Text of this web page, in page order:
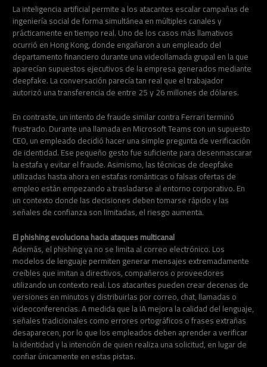
La inteligencia artificial permite a los atacantes escalar campañas de
ingeniería social de forma simultánea en múltiples canales y
prácticamente en tiempo real. Uno de los casos más llamativos
ocurrió en Hong Kong, donde engañaron a un empleado del
departamento financiero durante una videollamada grupal en la que
aparecían supuestos ejecutivos de la empresa generados mediante
deepfake. La conversación parecía tan real que el trabajador
autorizó una transferencia de entre 25 y 26 millones de dólares.
En contraste, un intento de fraude similar contra Ferrari terminó
frustrado. Durante una llamada en Microsoft Teams con un supuesto
CEO, un empleado decidió hacer una simple pregunta de verificación
de identidad. Ese pequeño gesto fue suficiente para desenmascarar
la estafa y evitar el fraude. Asimismo, las técnicas de deepfake
utilizadas hasta ahora en estafas románticas o falsas ofertas de
empleo están empezando a trasladarse al entorno corporativo. En
un contexto donde las decisiones deben tomarse rápido y las
señales de confianza son limitadas, el riesgo aumenta.
El phishing evoluciona hacia ataques multicanal
Además, el phishing ya no se limita al correo electrónico. Los
modelos de lenguaje permiten generar mensajes extremadamente
creíbles que imitan a directivos, compañeros o proveedores
utilizando un contexto real. Los atacantes pueden crear decenas de
versiones en minutos y distribuirlas por correo, chat, llamadas o
videoconferencias. A medida que la IA mejora la calidad del lenguaje,
señales tradicionales como errores ortográficos o frases extrañas
desaparecen, por lo que los empleados deben aprender a verificar
la identidad y la intención de quien realiza una solicitud, en lugar de
confiar únicamente en estas pistas.